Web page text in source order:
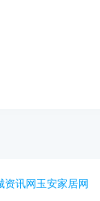
资讯网玉安家居网